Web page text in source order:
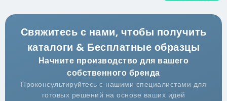
Свяжитесь с нами, чтобы получить
каталоги & Бесплатные образцы
Начните производство для вашего
собственного бренда
Проконсультируйтесь с нашими специалистами для
готовых решений на основе ваших идей